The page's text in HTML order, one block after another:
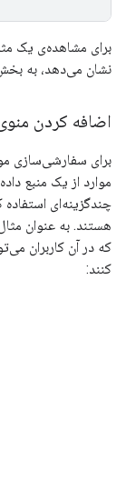
برای مشاهده‌ی یک
نشان می‌دهد، به
اضافه کردن
برای سفارشی‌سازی
موارد از یک منبع
چندگزینه‌ای
هستند. به عنوان
که در آن کاربران
کنند: